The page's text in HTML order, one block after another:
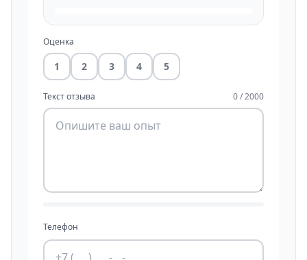
Оценка
1 2 3 4 5
Текст отзыва 0 / 2000
Телефон